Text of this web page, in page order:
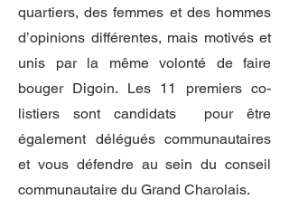
quartiers, des femmes et des hommes
d’opinions différentes, mais motivés et
unis par la même volonté de faire
bouger Digoin. Les 11 premiers co-
listiers sont candidats pour être
également délégués communautaires
et vous défendre au sein du conseil
communautaire du Grand Charolais.